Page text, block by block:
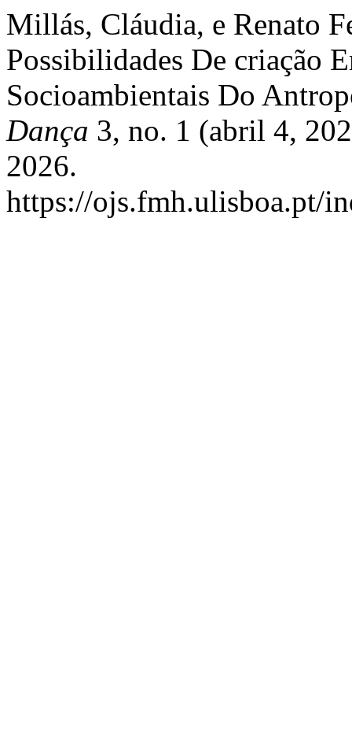
Millás, Cláudia, e Renato
Possibilidades De criação
Socioambientais Do
Dança 3, no. 1 (abril 4,
2026.
https://ojs.fmh.ulisboa.pt/